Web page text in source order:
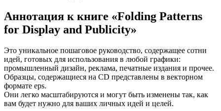
Аннотация к книге «Folding Patterns
for Display and Publicity»
Это уникальное пошаговое руководство, содержащее сотни
идей, готовых для использования в любой графики:
промышленный дизайн, реклама, печатные издания и прочее.
Образцы, содержащиеся на CD представлены в векторном
формате eps.
Они легко масштабируются и могут быть изменены так, как
вам будет нужно для ваших личных идей и целей.